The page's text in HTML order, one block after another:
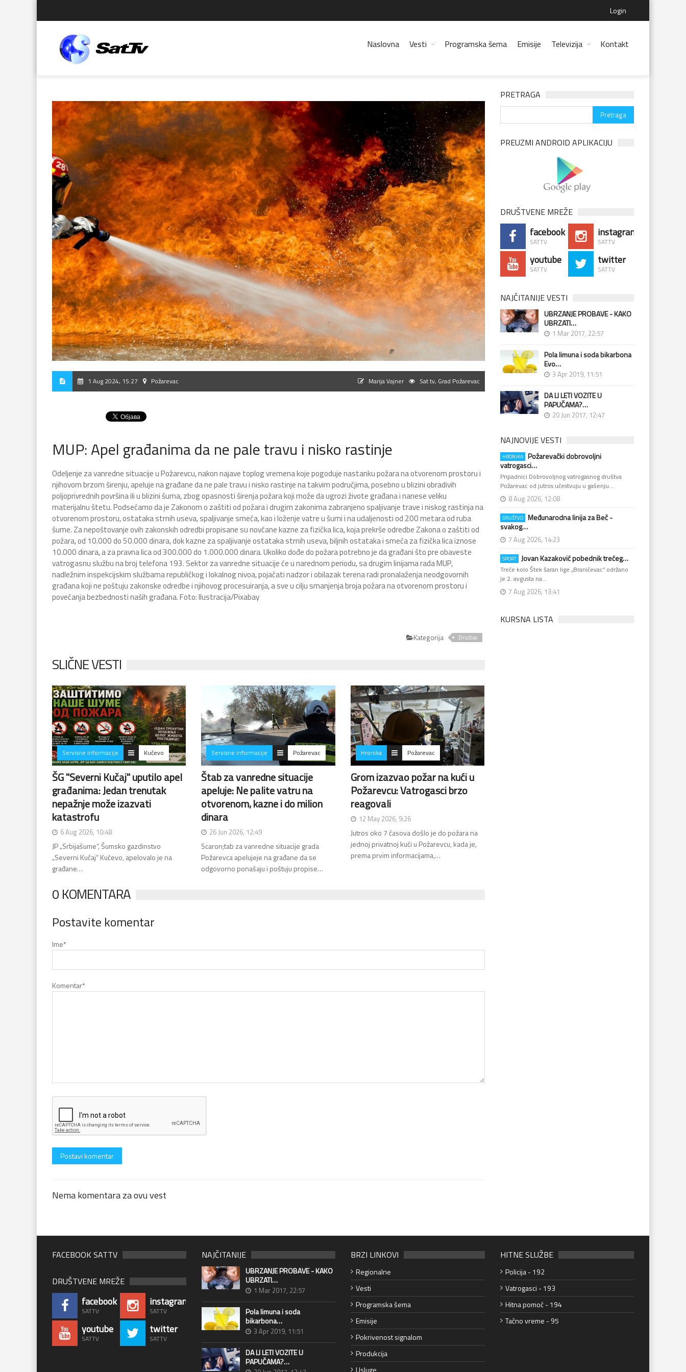
Login
Naslovna Vesti Programska šema Emisije Televizija Kontakt
1 Aug 2024, 15:27 Požarevac Sat tv, Grad Požarevac
Marija Vajner
MUP: Apel građanima da ne pale travu i nisko rastinje
Odeljenje za vanredne situacije u Požarevcu, nakon najave toplog vremena koje pogoduje nastanku požara na otvorenom prostoru i
njihovom brzom širenju, apeluje na građane da ne pale travu i nisko rastinje na takvim područjima, posebno u blizini obradivih
poljoprivrednih površina ili u blizini šuma, zbog opasnosti širenja požara koji može da ugrozi živote građana i nanese veliku
materijalnu štetu. Podsećamo da je Zakonom o zaštiti od požara i drugim zakonima zabranjeno spaljivanje trave i niskog rastinja na
otvorenom prostoru, ostataka strnih useva, spaljivanje smeća, kao i loženje vatre u šumi i na udaljenosti od 200 metara od ruba
šume. Za nepoštovanje ovih zakonskih odredbi propisane su novčane kazne za fizička lica, koja prekrše odredbe Zakona o zaštiti od
požara, od 10.000 do 50.000 dinara, dok kazne za spaljivanje ostataka strnih useva, biljnih ostataka i smeća za fizička lica iznose
10.000 dinara, a za pravna lica od 300.000 do 1.000.000 dinara. Ukoliko dođe do požara potrebno je da građani što pre obaveste
vatrogasnu službu na broj telefona 193. Sektor za vanredne situacije će u narednom periodu, sa drugim linijama rada MUP,
nadležnim inspekcijskim službama republičkog i lokalnog nivoa, pojačati nadzor i obilazak terena radi pronalaženja neodgovornih
građana koji ne poštuju zakonske odredbe i njihovog procesuiranja, a sve u cilju smanjenja broja požara na otvorenom prostoru i
povećanja bezbednosti naših građana. Foto: Ilustracija/Pixabay
Kategorija Društvo
SLIČNE VESTI
Servisne informacije Kučevo
ŠG "Severni Kučaj" uputilo apel
građanima: Jedan trenutak
nepažnje može izazvati
katastrofu
6 Aug 2026, 10:48
JP „Srbijašume“, Šumsko gazdinstvo
„Severni Kučaj“ Kučevo, apelovalo je na
građane…
Servisne informacije Požarevac
Štab za vanredne situacije
apeluje: Ne palite vatru na
otvorenom, kazne i do milion
dinara
26 Jun 2026, 12:49
Scaron;tab za vanredne situacije grada
Požarevca apelujeje na građane da se
odgovorno ponašaju i poštuju propise…
Hronika Požarevac
Grom izazvao požar na kući u
Požarevcu: Vatrogasci brzo
reagovali
12 May 2026, 9:26
Jutros oko 7 časova došlo je do požara na
jednoj privatnoj kući u Požarevcu, kada je,
prema prvim informacijama,…
0 KOMENTARA
Postavite komentar
Ime*
Komentar*
Nema komentara za ovu vest
PRETRAGA
PREUZMI ANDROID APLIKACIJU
DRUŠTVENE MREŽE
facebook
SATTV
instagram
SATTV
youtube
SATTV
twitter
SATTV
NAJČITANIJE VESTI
UBRZANJE PROBAVE - KAKO
UBRZATI…
1 Mar 2017, 22:57
Pola limuna i soda bikarbona
Evo…
3 Apr 2019, 11:51
DA LI LETI VOZITE U
PAPUČAMA?…
20 Jun 2017, 12:47
NAJNOVIJE VESTI
HRONIKA
Požarevački dobrovoljni
vatrogasci…
Pripadnici Dobrovoljnog vatrogasnog društva
Požarevac od jutros učestvuju u gašenju…
8 Aug 2026, 12:08
DRUŠTVO
Međunarodna linija za Beč -
svakog…
7 Aug 2026, 14:23
SPORT Jovan Kazaković pobednik trećeg…
Treće kolo Štek šaran lige „Braničevac“ održano
je 2. avgusta na…
7 Aug 2026, 13:41
KURSNA LISTA
FACEBOOK SATTV
DRUŠTVENE MREŽE
facebook
SATTV
instagram
SATTV
youtube
SATTV
twitter
SATTV
NAJČITANIJE
UBRZANJE PROBAVE - KAKO
UBRZATI…
1 Mar 2017, 22:57
Pola limuna i soda
bikarbona…
3 Apr 2019, 11:51
DA LI LETI VOZITE U
PAPUČAMA?…
BRZI LINKOVI
Regionalne
Vesti
Programska šema
Emisije
Pokrivenost signalom
Produkcija
Usluge
HITNE SLUŽBE
Policija - 192
Vatrogasci - 193
Hitna pomoć - 194
Tačno vreme - 95